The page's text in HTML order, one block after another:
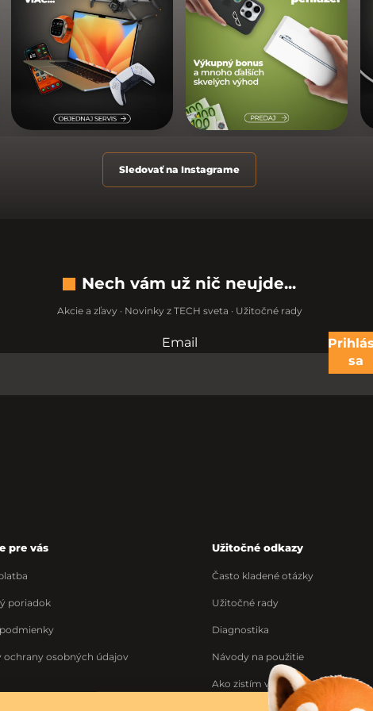
Sledovať na Instagrame
Nech vám už nič neujde...
Akcie a zľavy · Novinky z TECH sveta · Užitočné rady
Nevypĺňajte toto pole:
Email
sa
pre vás
poriadok
ochrany osobných údajov
Užitočné odkazy
Často kladené otázky
Užitočné rady
Diagnostika
Návody na použitie
Ako zistím výrobné číslo